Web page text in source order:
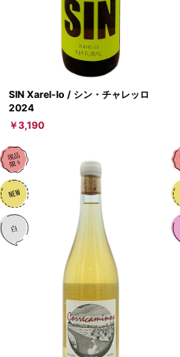
SIN Xarel-lo / シン・チャレッロ
2024
￥3,190